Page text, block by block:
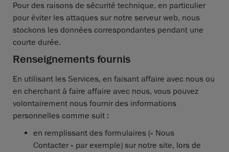
Pour des raisons de sécurité technique, en particulier
pour éviter les attaques sur notre serveur web, nous
stockons les données correspondantes pendant une
courte durée.
Renseignements fournis
En utilisant les Services, en faisant affaire avec nous ou
en cherchant à faire affaire avec nous, vous pouvez
volontairement nous fournir des informations
personnelles comme suit :
en remplissant des formulaires (« Nous
Contacter » par exemple) sur notre site, lors de